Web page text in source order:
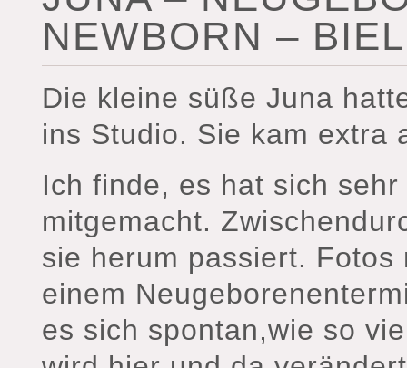
NEWBORN –
Die kleine süße Juna
ins Studio. Sie kam extra
Ich finde, es hat sich
mitgemacht.
sie herum passiert.
einem
es sich spontan,wie so